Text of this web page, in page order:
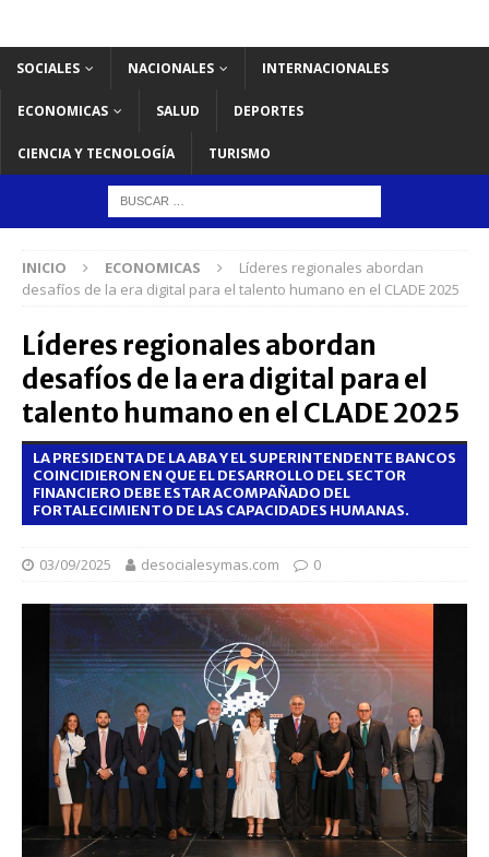
SOCIALES NACIONALES INTERNACIONALES
ECONOMICAS SALUD DEPORTES
CIENCIA Y TECNOLOGÍA TURISMO
INICIO ECONOMICAS
Líderes regionales abordan
desafíos de la era digital para el talento humano en el CLADE 2025
Líderes regionales abordan
desafíos de la era digital para el
talento humano en el CLADE 2025
LA PRESIDENTA DE LA ABA Y EL SUPERINTENDENTE BANCOS
COINCIDIERON EN QUE EL DESARROLLO DEL SECTOR
FINANCIERO DEBE ESTAR ACOMPAÑADO DEL
FORTALECIMIENTO DE LAS CAPACIDADES HUMANAS.
03/09/2025 desocialesymas.com 0